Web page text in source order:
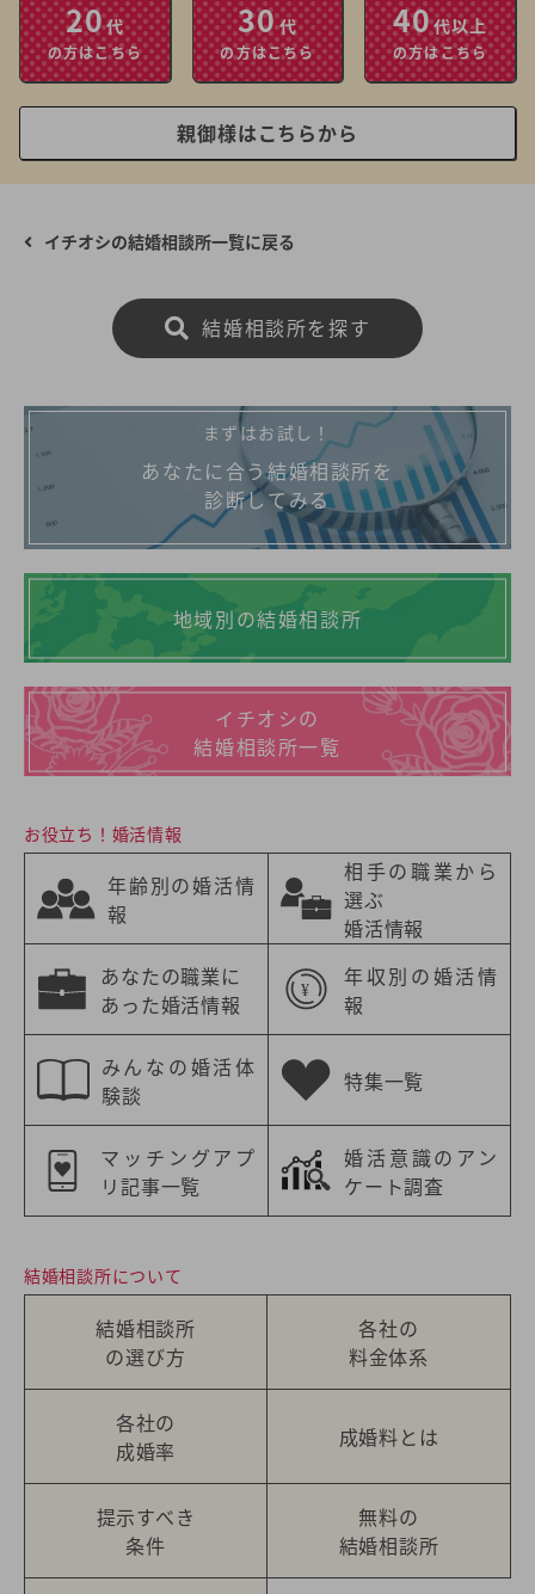
20代
の方はこちら
30代
の方はこちら
40代以上
の方はこちら
親御様はこちらから
イチオシの結婚相談所一覧に戻る
結婚相談所を探す
まずはお試し！
あなたに合う結婚相談所を
診断してみる
地域別の結婚相談所
イチオシの
結婚相談所一覧
お役立ち！婚活情報
年齢別の婚活情
報
相手の職業から
選ぶ
婚活情報
あなたの職業に
あった婚活情報
年収別の婚活情
報
みんなの婚活体
験談
特集一覧
マッチングアプ
リ記事一覧
婚活意識のアン
ケート調査
結婚相談所について
結婚相談所
の選び方
各社の
料金体系
各社の
成婚率
成婚料とは
提示すべき
条件
無料の
結婚相談所